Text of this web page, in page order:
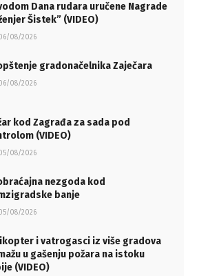
Dana rudara uručene Nagrade
Šistek” (VIDEO)
08/2026
gradonačelnika Zaječara
08/2026
kod Zagrađa za sada pod
(VIDEO)
08/2026
nezgoda kod
banje
08/2026
i vatrogasci iz više gradova
u gašenju požara na istoku
(VIDEO)